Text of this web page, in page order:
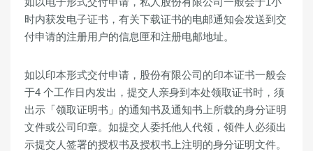
时内获发电子证书，有关下载证书的电邮通知会发送到交
付申请的注册用户的信息匣和注册电邮地址。
如以印本形式交付申请，股份有限公司的印本证书一般会
于4 个工作日内发出，提交人亲身到本处领取证书时，须
出示「领取证明书」的通知书及通知书上所载的身分证明
文件或公司印章。如提交人委托他人代领，领件人必须出
示提交人签署的授权书及授权书上注明的身分证明文件。